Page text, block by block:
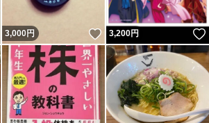
いいね！
3,000円 いいね！
3,200円